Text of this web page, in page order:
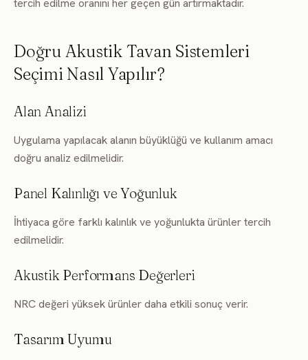
tercih edilme oranını her geçen gün artırmaktadır.
Doğru Akustik Tavan Sistemleri
Seçimi Nasıl Yapılır?
Alan Analizi
Uygulama yapılacak alanın büyüklüğü ve kullanım amacı
doğru analiz edilmelidir.
Panel Kalınlığı ve Yoğunluk
İhtiyaca göre farklı kalınlık ve yoğunlukta ürünler tercih
edilmelidir.
Akustik Performans Değerleri
NRC değeri yüksek ürünler daha etkili sonuç verir.
Tasarım Uyumu